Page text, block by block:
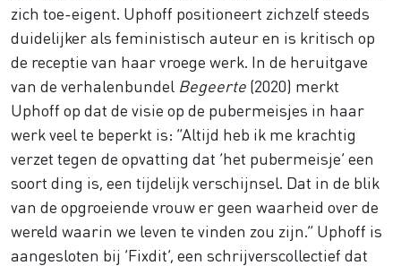
zich toe-eigent. Uphoff positioneert zichzelf steeds
duidelijker als feministisch auteur en is kritisch op
de receptie van haar vroege werk. In de heruitgave
van de verhalenbundel Begeerte (2020) merkt
Uphoff op dat de visie op de pubermeisjes in haar
werk veel te beperkt is: “Altijd heb ik me krachtig
verzet tegen de opvatting dat ‘het pubermeisje’ een
soort ding is, een tijdelijk verschijnsel. Dat in de blik
van de opgroeiende vrouw er geen waarheid over de
wereld waarin we leven te vinden zou zijn.” Uphoff is
aangesloten bij ‘Fixdit’, een schrijverscollectief dat